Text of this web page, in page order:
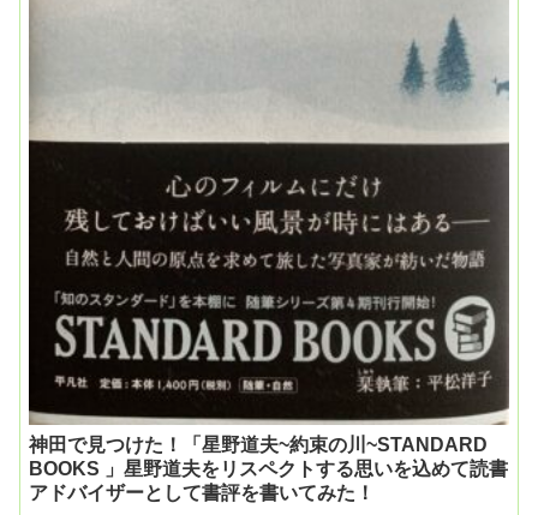
神田で見つけた！「星野道夫~約束の川~STANDARD
BOOKS 」星野道夫をリスペクトする思いを込めて読書
アドバイザーとして書評を書いてみた！